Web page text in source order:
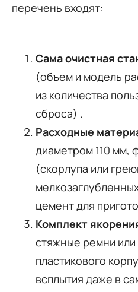
перечень входят:
Сама очистная
(объем и модель
из количества
сброса) .
Расходные
диаметром 110 мм,
(скорлупа или
цемент для
Комплект
стяжные ремни
пластикового
всплытия даже в